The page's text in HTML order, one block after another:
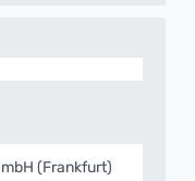
(Frankfurt)